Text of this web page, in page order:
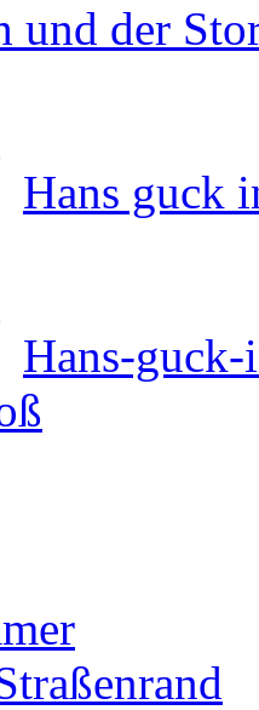
und der
Hans guck
Hans-